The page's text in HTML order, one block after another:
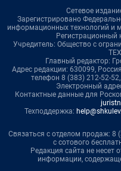
Сетевое
Зарегистрировано
информационных технологий и
Учредитель: Общество с
Главный редактор:
Адрес редакции: 630099,
телефон 8 (383) 212-52-
Электронный
Контактные данные для
Техподдержка:
Связаться с отделом продаж: 8
с сотового
Редакция сайта не несет
информации,